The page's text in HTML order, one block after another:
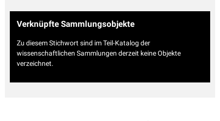
Verknüpfte Sammlungsobjekte
Zu diesem Stichwort sind im Teil-Katalog der
wissenschaftlichen Sammlungen derzeit keine Objekte
verzeichnet.